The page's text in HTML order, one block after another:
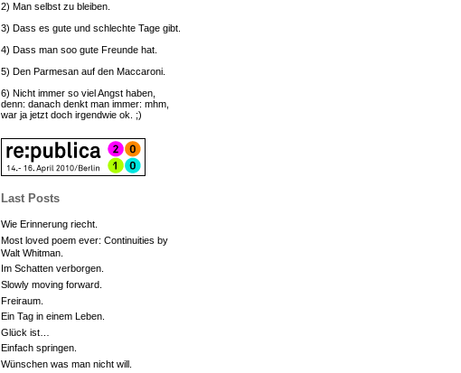
2) Man selbst zu bleiben.
3) Dass es gute und schlechte Tage gibt.
4) Dass man soo gute Freunde hat.
5) Den Parmesan auf den Maccaroni.
6) Nicht immer so viel Angst haben,
denn: danach denkt man immer: mhm,
war ja jetzt doch irgendwie ok. ;)
Last Posts
Wie Erinnerung riecht.
Most loved poem ever: Continuities by
Walt Whitman.
Im Schatten verborgen.
Slowly moving forward.
Freiraum.
Ein Tag in einem Leben.
Glück ist…
Einfach springen.
Wünschen was man nicht will.